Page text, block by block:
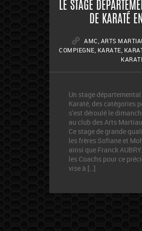
LE STAGE
DE KARATÉ
AMC ARTS
COMPIEGNE KARATE
Un stage
Karaté, des catégories
s’est déroulé le
au club des Arts
Ce stage de grande
les frères Sofiane et
ainsi que Franck
les Coachs pour ce
vise à […]